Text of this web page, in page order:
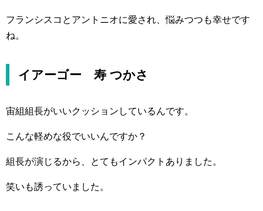
フランシスコとアントニオに愛され、悩みつつも幸せです
ね。
イアーゴー 寿 つかさ
宙組組長がいいクッションしているんです。
こんな軽めな役でいいんですか？
組長が演じるから、とてもインパクトありました。
笑いも誘っていました。